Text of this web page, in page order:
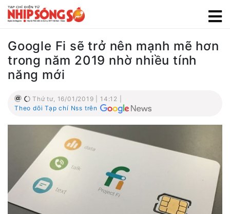
Google Fi sẽ trở nên mạnh mẽ hơn
trong năm 2019 nhờ nhiều tính
năng mới
Thứ tư, 16/01/2019 | 14:12 |
Theo dõi Tạp chí Nss trên